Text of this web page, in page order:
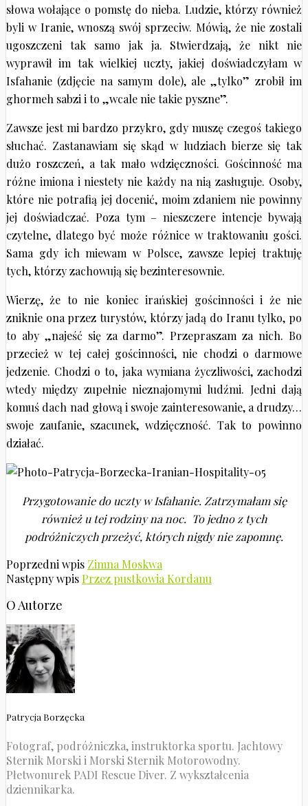
słowa wołające o pomstę do nieba. Ludzie, którzy również
byli w Iranie, wnoszą swój sprzeciw. Mówią, że nie zostali
ugoszczeni tak samo jak ja. Stwierdzają, że nikt nie
wyprawił im tak wielkiej uczty, jakiej doświadczyłam w
Isfahanie (zdjęcie na samym dole), ale „tylko” zrobił im
ghormeh sabzi i to „wcale nie takie pyszne”.
Zawsze jest mi bardzo przykro, gdy muszę czegoś takiego
słuchać. Zastanawiam się skąd w ludziach bierze się tak
dużo roszczeń, a tak mało wdzięczności. Gościnność ma
różne imiona i niestety nie każdy na nią zasługuje. Osoby,
które nie potrafią jej docenić, moim zdaniem nie powinny
jej doświadczać. Poza tym – nieszczere intencje bywają
czytelne, dlatego być może różnice w traktowaniu gości.
Sama gdy ich miewam w Polsce, zawsze lepiej traktuję
tych, którzy zachowują się bezinteresownie.
Wierzę, że to nie koniec irańskiej gościnności i że nie
zniknie ona przez turystów, którzy jadą do Iranu tylko, po
to aby „najeść się za darmo”. Przepraszam za nich. Bo
przecież w tej całej gościnności, nie chodzi o darmowe
jedzenie. Chodzi o to, jaka wymiana życzliwości, zachodzi
wtedy między zupełnie nieznajomymi ludźmi. Jedni dają
komuś dach nad głową i swoje zainteresowanie, a drudzy…
swoje zaufanie, szacunek, wdzięczność. Tak to powinno
działać.
Przygotowanie do uczty w Isfahanie. Zatrzymałam się
również u tej rodziny na noc. To jedno z tych
podróżniczych przeżyć, których nigdy nie zapomnę.
Poprzedni wpis Zimna Moskwa
Następny wpisPrzez pustkowia Kordanu
O Autorze
Patrycja Borzęcka
Fotograf, podróżniczka, instruktorka sportu. Jachtowy
Sternik Morski i Morski Sternik Motorowodny.
Płetwonurek PADI Rescue Diver. Z wykształcenia
dziennikarka.